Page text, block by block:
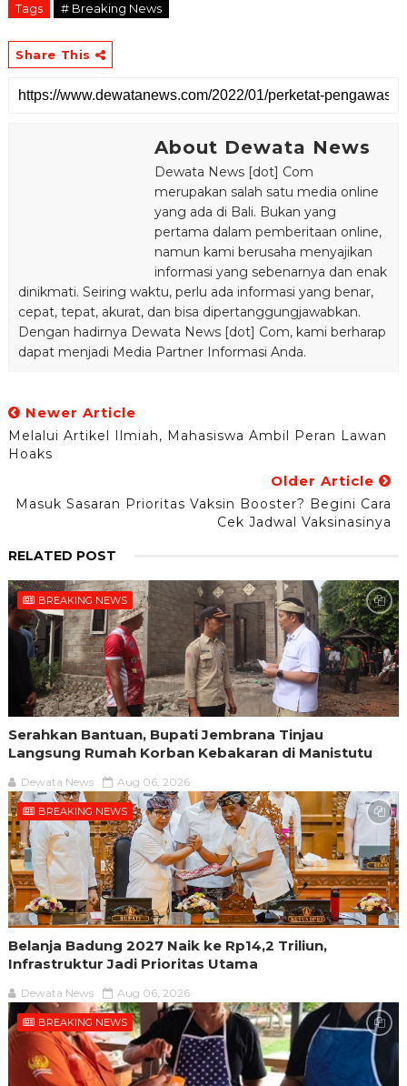
Tags # Breaking News
Share This
About Dewata News
Dewata News [dot] Com
merupakan salah satu media online
yang ada di Bali. Bukan yang
pertama dalam pemberitaan online,
namun kami berusaha menyajikan
informasi yang sebenarnya dan enak
dinikmati. Seiring waktu, perlu ada informasi yang benar,
cepat, tepat, akurat, dan bisa dipertanggungjawabkan.
Dengan hadirnya Dewata News [dot] Com, kami berharap
dapat menjadi Media Partner Informasi Anda.
Newer Article
Melalui Artikel Ilmiah, Mahasiswa Ambil Peran Lawan
Hoaks
Older Article
Masuk Sasaran Prioritas Vaksin Booster? Begini Cara
Cek Jadwal Vaksinasinya
RELATED POST
BREAKING NEWS
Serahkan Bantuan, Bupati Jembrana Tinjau
Langsung Rumah Korban Kebakaran di Manistutu
Dewata News Aug 06, 2026
BREAKING NEWS
Belanja Badung 2027 Naik ke Rp14,2 Triliun,
Infrastruktur Jadi Prioritas Utama
Dewata News Aug 06, 2026
BREAKING NEWS